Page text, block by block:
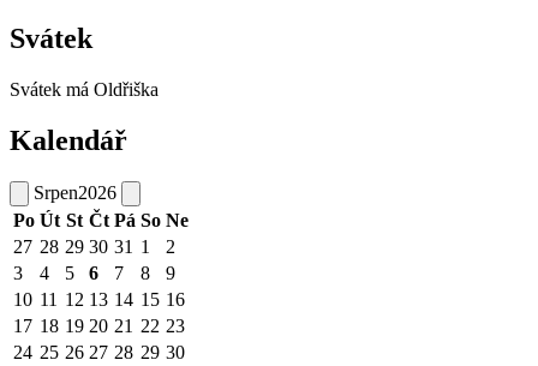
Svátek
Svátek má Oldřiška
Kalendář
Srpen2026
Po Út St Čt Pá So Ne
27 28 29 30 31 1
2
3
4 5 6 7 8
9
10 11 12 13 14 15 16
17 18 19 20 21 22 23
24 25 26 27 28 29 30